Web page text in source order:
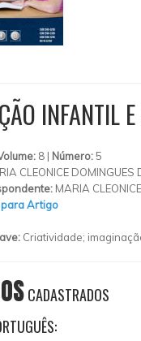
INFANTIL
8 | Número:5
CLEONICE DOMINGUES
MARIA
para Artigo
Criatividade;
CADASTRADOS